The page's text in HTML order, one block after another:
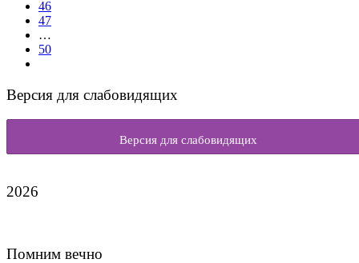
46
47
…
50
Версия для слабовидящих
Версия для слабовидящих
2026
Помним вечно